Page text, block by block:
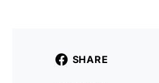
SHARE